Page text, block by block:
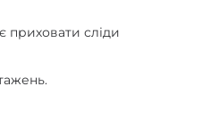
приховати сліди